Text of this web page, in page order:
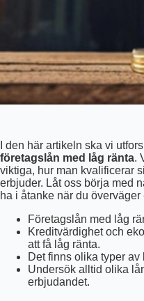
I den här artikeln ska vi
företagslån med låg ränta.
viktiga, hur man kvalificerar
erbjuder. Låt oss börja med
ha i åtanke när du överväger
Företagslån med låg
Kreditvärdighet och
att få låg ränta.
Det finns olika typer
Undersök alltid olika
erbjudandet.